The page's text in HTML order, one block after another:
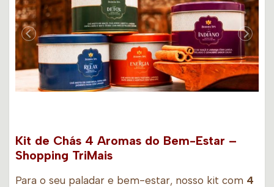
Kit de Chás 4 Aromas do Bem-Estar –
Shopping TriMais
Para o seu paladar e bem-estar, nosso kit com 4